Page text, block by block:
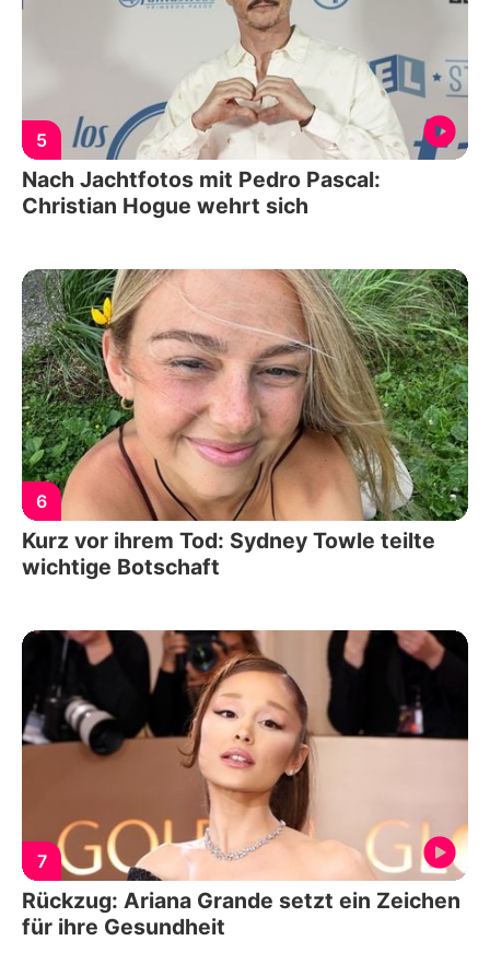
5
Nach Jachtfotos mit Pedro Pascal:
Christian Hogue wehrt sich
6
Kurz vor ihrem Tod: Sydney Towle teilte
wichtige Botschaft
7
Rückzug: Ariana Grande setzt ein Zeichen
für ihre Gesundheit